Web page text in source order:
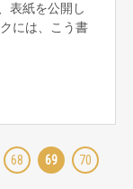
表紙を公開し
には、こう書
68 69 70